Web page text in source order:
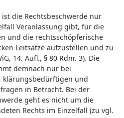
die Rechtsbeschwerde nur
Veranlassung gibt, für die
und die rechtsschöpferische
Leitsätze aufzustellen und zu
14. Aufl., § 80 Rdnr. 3). Die
demnach nur bei
klärungsbedürftigen und
in Betracht. Bei der
geht es nicht um die
Rechts im Einzelfall (zu vgl.